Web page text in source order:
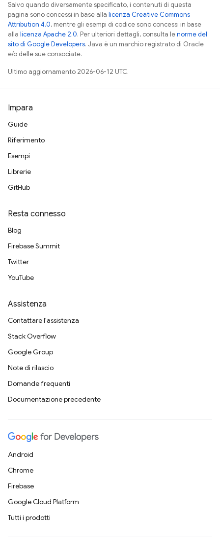
Salvo quando diversamente specificato, i contenuti di questa
pagina sono concessi in base alla licenza Creative Commons
Attribution 4.0, mentre gli esempi di codice sono concessi in base
alla licenza Apache 2.0. Per ulteriori dettagli, consulta lenorme del
sito di Google Developers. Java è un marchio registrato di Oracle
e/o delle sue consociate.
Ultimo aggiornamento 2026-06-12 UTC.
Impara
Guide
Riferimento
Esempi
Librerie
GitHub
Resta connesso
Blog
Firebase Summit
Twitter
YouTube
Assistenza
Contattare l'assistenza
Stack Overflow
Google Group
Note di rilascio
Domande frequenti
Documentazione precedente
Android
Chrome
Firebase
Google Cloud Platform
Tutti i prodotti